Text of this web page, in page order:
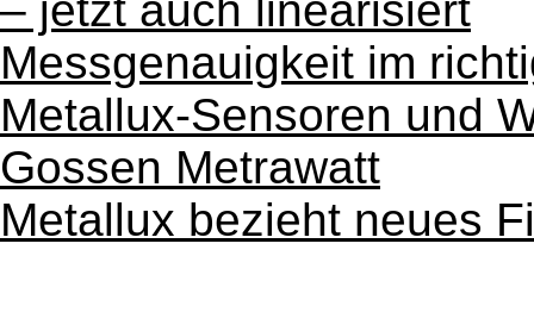
– jetzt auch linearisiert
Messgenauigkeit im
Metallux-Sensoren und
Gossen Metrawatt
Metallux bezieht neues